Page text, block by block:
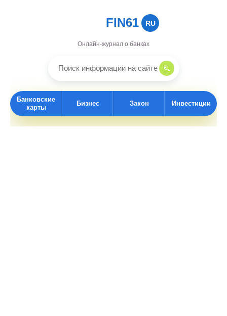
FIN61 RU
Онлайн-журнал о банках
Банковские
карты
Бизнес Закон Инвестиции